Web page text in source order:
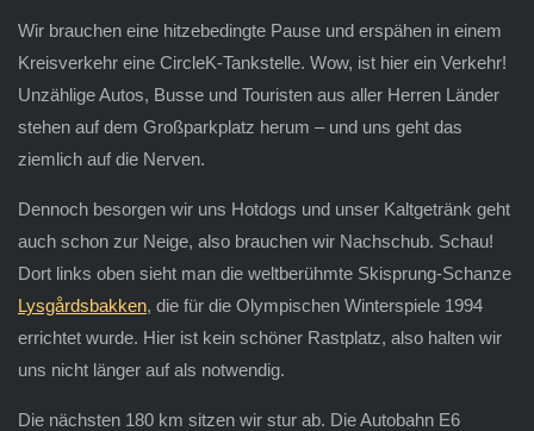
Wir brauchen eine hitzebedingte Pause und erspähen in einem
Kreisverkehr eine CircleK-Tankstelle. Wow, ist hier ein Verkehr!
Unzählige Autos, Busse und Touristen aus aller Herren Länder
stehen auf dem Großparkplatz herum – und uns geht das
ziemlich auf die Nerven.
Dennoch besorgen wir uns Hotdogs und unser Kaltgetränk geht
auch schon zur Neige, also brauchen wir Nachschub. Schau!
Dort links oben sieht man die weltberühmte Skisprung-Schanze
Lysgårdsbakken, die für die Olympischen Winterspiele 1994
errichtet wurde. Hier ist kein schöner Rastplatz, also halten wir
uns nicht länger auf als notwendig.
Die nächsten 180 km sitzen wir stur ab. Die Autobahn E6